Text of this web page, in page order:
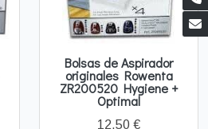
Bolsas de Aspirador
originales Rowenta
ZR200520 Hygiene +
Optimal
12,50 €